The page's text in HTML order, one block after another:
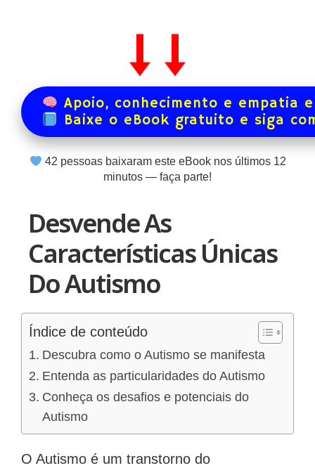
Apoio, conhecimento e empatia
Baixe o eBook gratuito e siga
42 pessoas baixaram este eBook nos últimos 12
minutos — faça parte!
Desvende As
Características Únicas
Do Autismo
Índice de conteúdo
Descubra como o Autismo se manifesta
Entenda as particularidades do Autismo
Conheça os desafios e potenciais do
Autismo
O Autismo é um transtorno do